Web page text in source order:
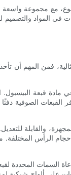
مع مجموعة واسعة
في المواد والتصميم
فمن المهم
قبعة البيسبول.
القبعات الصوفية
الرأس المختلفة.
السمات